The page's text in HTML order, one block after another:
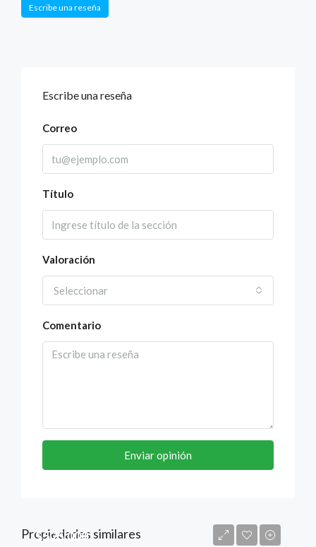
Escribe una reseña
Escribe una reseña
Correo
Título
Valoración
Seleccionar
Comentario
Enviar opinión
Propiedades similares
$525,000